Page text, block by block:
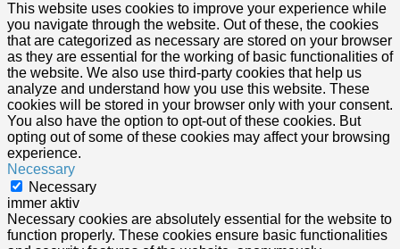
This website uses cookies to improve your experience while
you navigate through the website. Out of these, the cookies
that are categorized as necessary are stored on your browser
as they are essential for the working of basic functionalities of
the website. We also use third-party cookies that help us
analyze and understand how you use this website. These
cookies will be stored in your browser only with your consent.
You also have the option to opt-out of these cookies. But
opting out of some of these cookies may affect your browsing
experience.
Necessary
Necessary
immer aktiv
Necessary cookies are absolutely essential for the website to
function properly. These cookies ensure basic functionalities